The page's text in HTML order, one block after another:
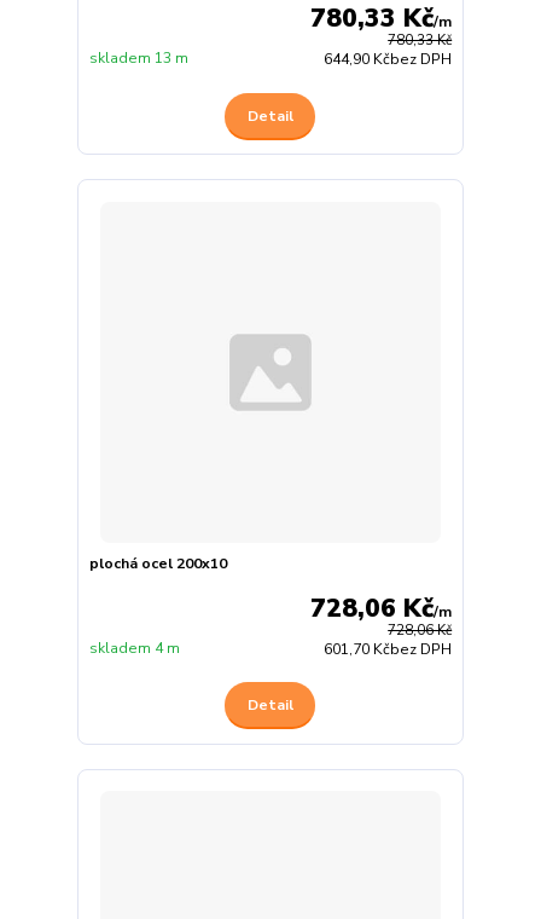
780,33 Kč
780,33 Kč/m
644,90 Kčbez DPH
skladem 13 m
Detail
plochá ocel 200x10
728,06 Kč
728,06 Kč/m
601,70 Kčbez DPH
skladem 4 m
Detail